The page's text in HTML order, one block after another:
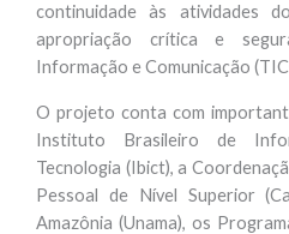
continuidade às atividades
apropriação crítica e
Informação e Comunicação
O projeto conta com
Instituto Brasileiro de
Tecnologia (Ibict), a
Pessoal de Nível Superior
Amazônia (Unama), os